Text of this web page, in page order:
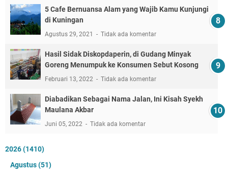
5 Cafe Bernuansa Alam yang Wajib Kamu Kunjungi
di Kuningan
Agustus 29, 2021 Tidak ada komentar
Hasil Sidak Diskopdaperin, di Gudang Minyak
Goreng Menumpuk ke Konsumen Sebut Kosong
Februari 13, 2022 Tidak ada komentar
Diabadikan Sebagai Nama Jalan, Ini Kisah Syekh
Maulana Akbar
Juni 05, 2022 Tidak ada komentar
2026(1410)
Agustus(51)